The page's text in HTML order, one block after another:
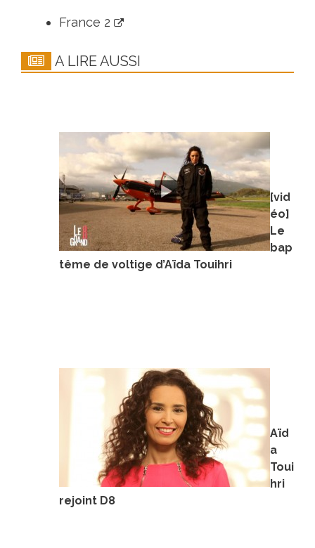
France 2
A LIRE AUSSI
[vid
éo]
Le
bap
tême de voltige d’Aïda Touihri
Aïd
a
Toui
hri
rejoint D8